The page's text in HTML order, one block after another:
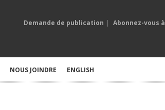
Demande de publication | Abonnez-vous
NOUS JOINDRE ENGLISH